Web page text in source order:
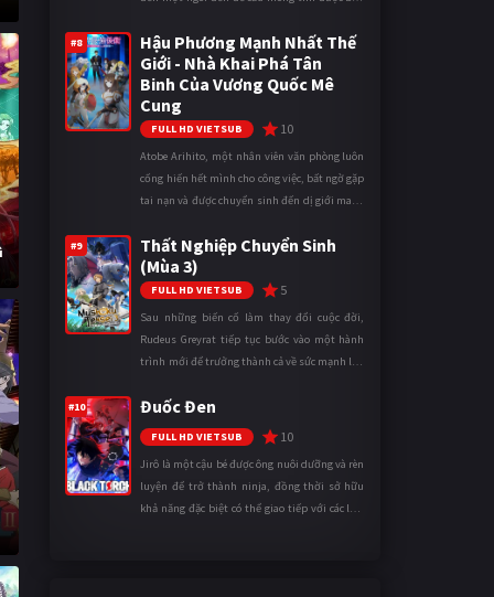
cậu được Thần Tình Y ...
#8
Hậu Phương Mạnh Nhất Thế
Giới - Nhà Khai Phá Tân
Binh Của Vương Quốc Mê
Cung
FULL HD VIETSUB 10
Atobe Arihito, một nhân viên văn phòng luôn
cống hiến hết mình cho công việc, bất ngờ gặp
tai nạn và được chuyển sinh đến dị giới mang
thành một mạo hiểm gi ...
#9
Thất Nghiệp Chuyển Sinh
(Mùa 3)
FULL HD VIETSUB 5
Sau những biến cố làm thay đổi cuộc đời,
Rudeus Greyrat tiếp tục bước vào một hành
trình mới để trưởng thành cả về sức mạnh lẫn
ngày càng khắc nghiệt, anh ...
#10 Đuốc Đen
FULL HD VIETSUB 10
Jirô là một cậu bé được ông nuôi dưỡng và rèn
luyện để trở thành ninja, đồng thời sở hữu
khả năng đặc biệt có thể giao tiếp với các loài